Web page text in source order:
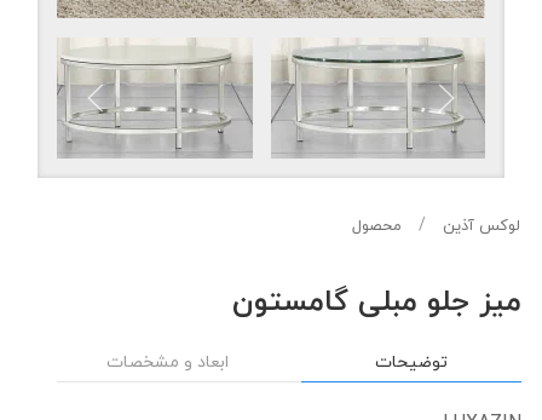
لوکس آذین محصول
میز جلو مبلی گامستون
توضیحات ابعاد و مشخصات